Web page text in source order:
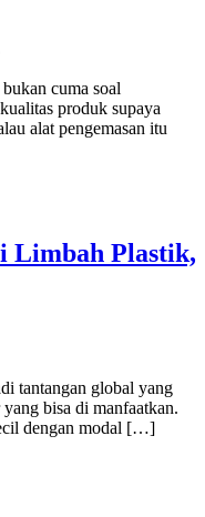
cuma soal
produk supaya
alat pengemasan itu
Limbah Plastik,
tantangan global yang
bisa di manfaatkan.
dengan modal […]